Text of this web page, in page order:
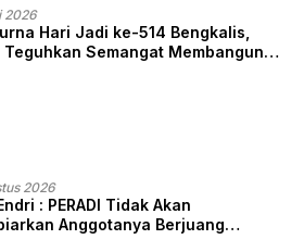
2026
Hari Jadi ke-514 Bengkalis,
Teguhkan Semangat Membangun
2026
: PERADI Tidak Akan
Anggotanya Berjuang